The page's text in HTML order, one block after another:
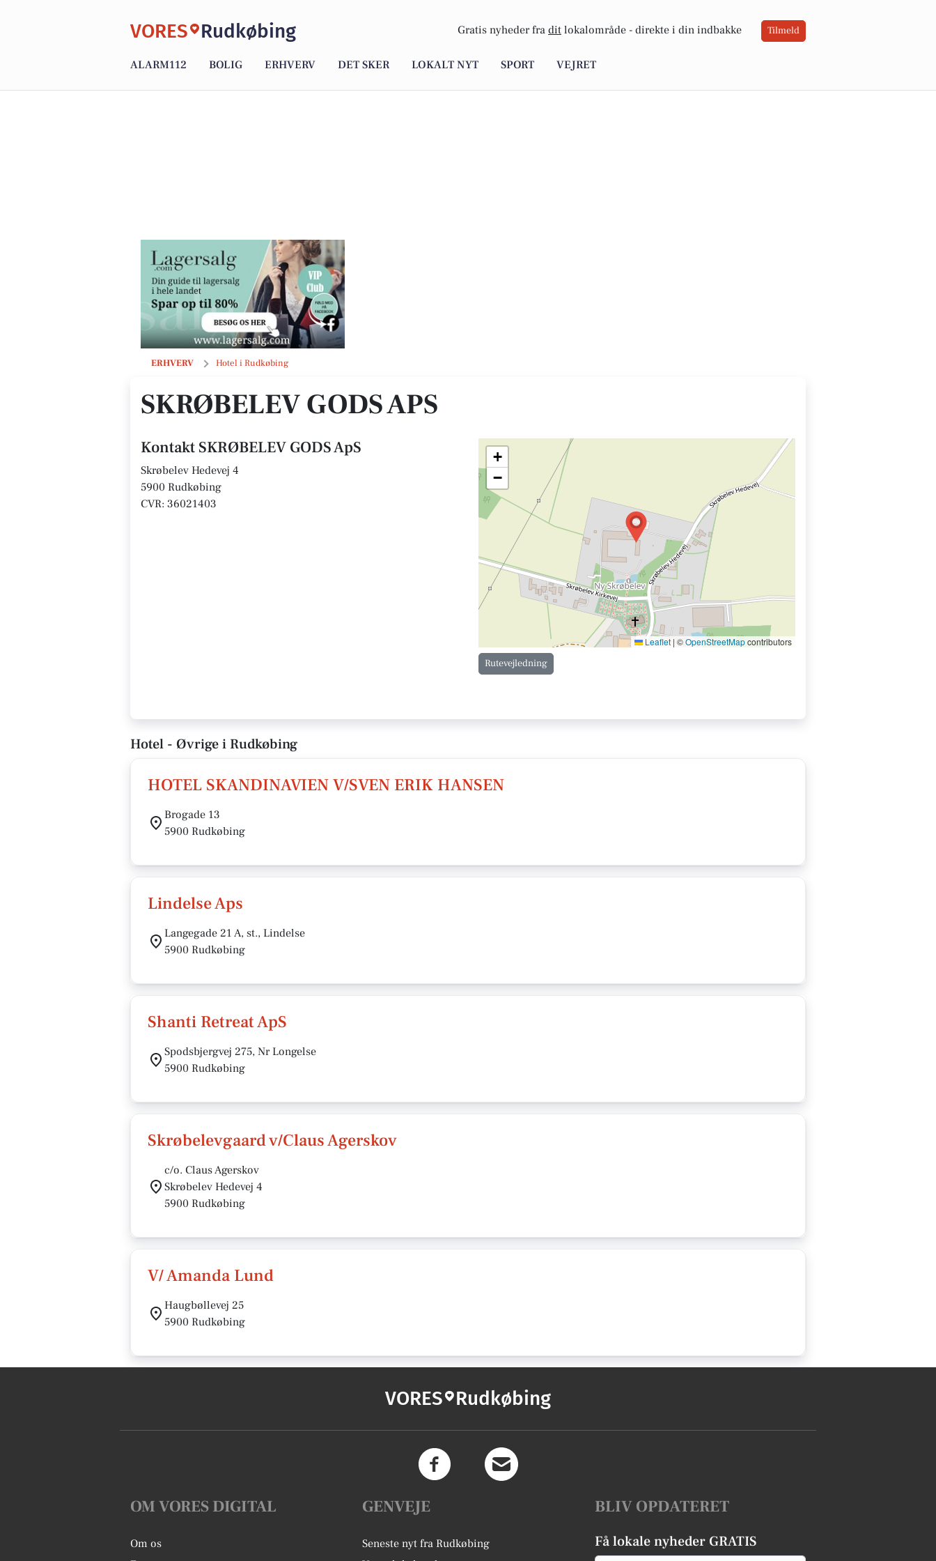
VORES Rudkøbing Gratis nyheder fra dit lokalområde - direkte i din indbakke Tilmeld
ALARM112 BOLIG ERHVERV DET SKER LOKALT NYT SPORT VEJRET
ERHVERV Hotel i Rudkøbing
SKRØBELEV GODS ApS
SKRØBELEV GODS APS
Kontakt SKRØBELEV GODS ApS
Skrøbelev Hedevej 4
5900 Rudkøbing
CVR: 36021403
+
−
Leaflet | ©OpenStreetMapcontributors
Rutevejledning
Hotel - Øvrige i Rudkøbing
HOTEL SKANDINAVIEN V/SVEN ERIK HANSEN
Brogade 13
5900 Rudkøbing
Lindelse Aps
Langegade 21 A, st., Lindelse
5900 Rudkøbing
Shanti Retreat ApS
Spodsbjergvej 275, Nr Longelse
5900 Rudkøbing
Skrøbelevgaard v/Claus Agerskov
c/o. Claus Agerskov
Skrøbelev Hedevej 4
5900 Rudkøbing
V/ Amanda Lund
Haugbøllevej 25
5900 Rudkøbing
VORES Rudkøbing
OM VORES DIGITAL
Om os
GENVEJE
Seneste nyt fra Rudkøbing
BLIV OPDATERET
Få lokale nyheder GRATIS